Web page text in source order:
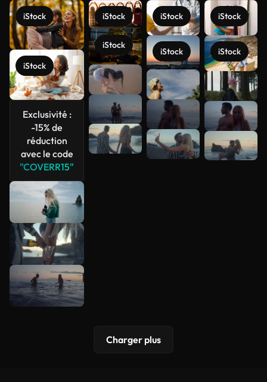
iStock
iStock
Exclusivité :
-15% de
réduction
avec le code
"COVERR15"
iStock
iStock
iStock
iStock
iStock
iStock
Voir plus
Charger plus